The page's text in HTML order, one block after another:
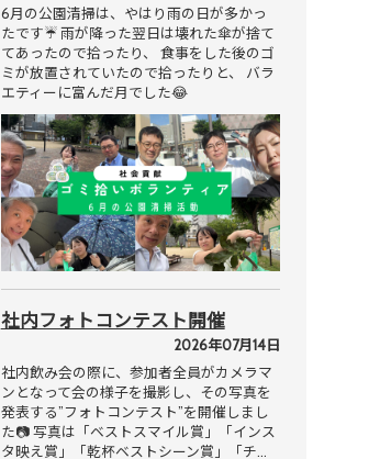
6月の公園清掃は、やはり雨の日が多かっ
たです☔ 雨が降った翌日は壊れた傘が捨て
てあったので拾ったり、 食事をした後のゴ
ミが放置されていたので拾ったりと、 バラ
エティーに富んだ月でした😂
社内フォトコンテスト開催
2026年07月14日
社内飲み会の際に、参加者全員がカメラマ
ンとなって会の様子を撮影し、その写真を
発表する”フォトコンテスト”を開催しまし
た📷 写真は「ベストスマイル賞」「インス
タ映え賞」「乾杯ベストシーン賞」「チ…